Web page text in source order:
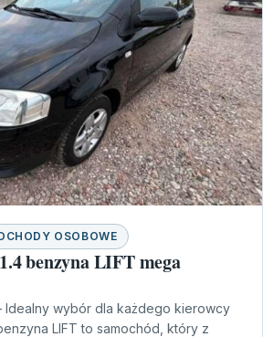
OSOBOWE
benzyna LIFT mega
Idealny wybór dla każdego kierowcy
LIFT to samochód, który z